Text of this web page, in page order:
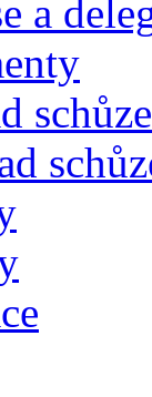
a
schůze